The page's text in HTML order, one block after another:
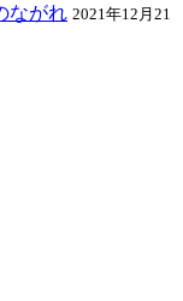
ながれ 2021年12月21